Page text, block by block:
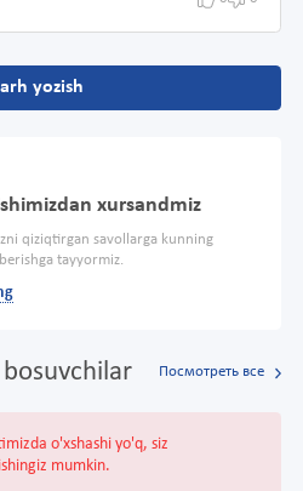
yozish
xursandmiz
qiziqtirgan savollarga kunning
tayyormiz.
Посмотреть все
o'xshashi yo'q, siz
mumkin.